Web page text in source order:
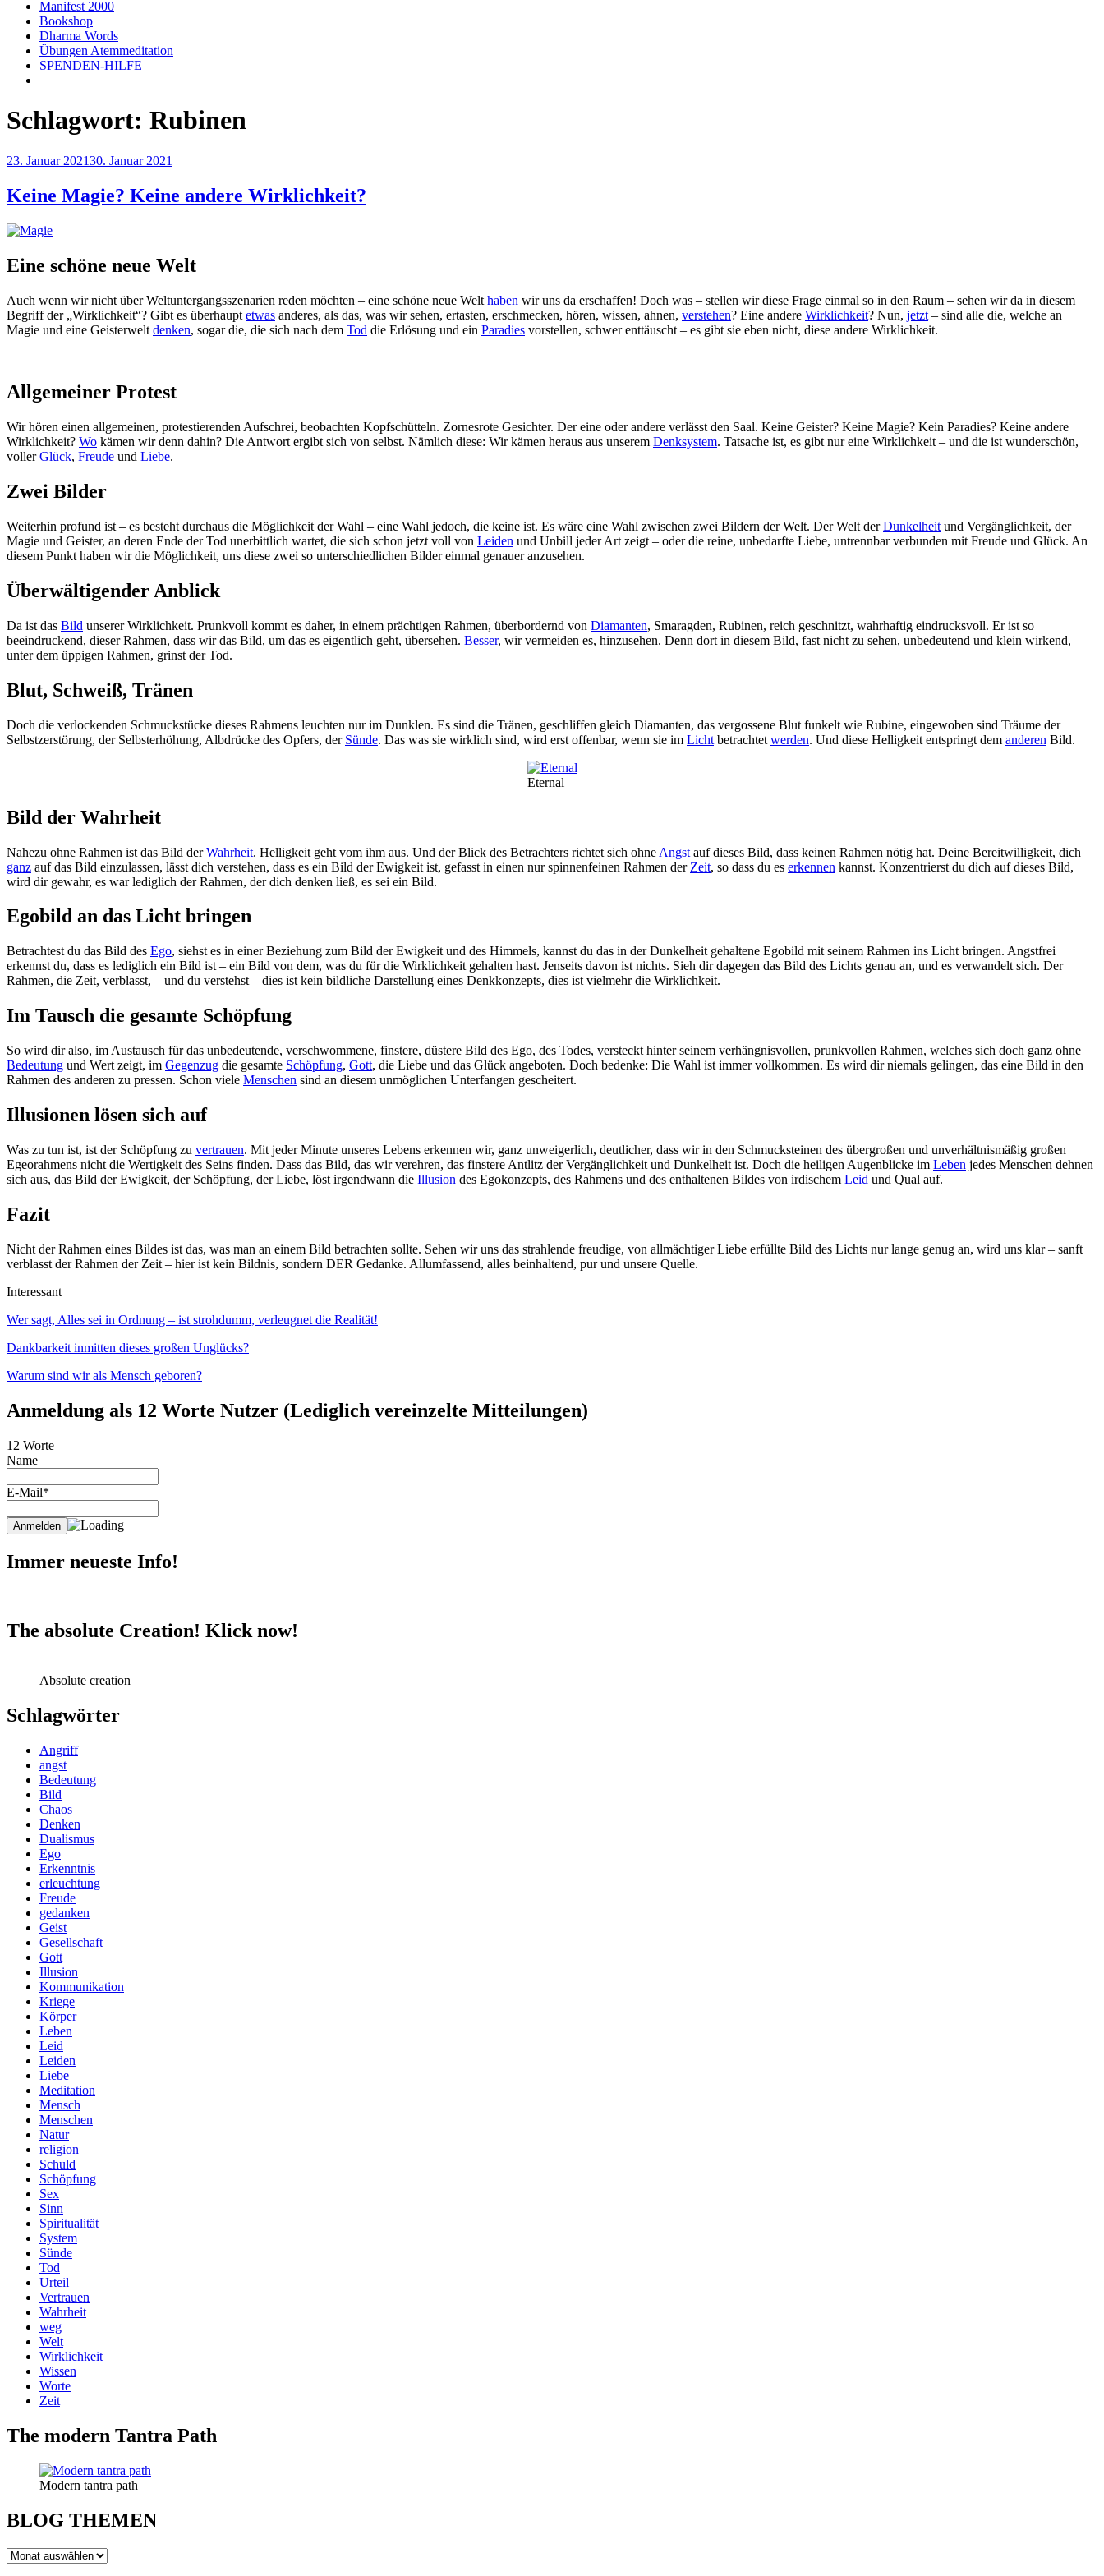
Manifest 2000
Bookshop
Dharma Words
Übungen Atemmeditation
SPENDEN-HILFE
Schlagwort: Rubinen
Veröffentlicht
23. Januar 202130. Januar 2021
Keine Magie? Keine andere Wirklichkeit?
Eine schöne neue Welt
Auch wenn wir nicht über Weltuntergangsszenarien reden möchten – eine schöne neue Welt haben wir uns da erschaffen! Doch was – stellen wir diese Frage einmal so in den Raum – sehen wir da in diesem
Begriff der „Wirklichkeit“? Gibt es überhaupt etwas anderes, als das, was wir sehen, ertasten, erschmecken, hören, wissen, ahnen, verstehen? Eine andere Wirklichkeit? Nun, jetzt – sind alle die, welche an
Magie und eine Geisterwelt denken, sogar die, die sich nach dem Tod die Erlösung und ein Paradies vorstellen, schwer enttäuscht – es gibt sie eben nicht, diese andere Wirklichkeit.
Allgemeiner Protest
Wir hören einen allgemeinen, protestierenden Aufschrei, beobachten Kopfschütteln. Zornesrote Gesichter. Der eine oder andere verlässt den Saal. Keine Geister? Keine Magie? Kein Paradies? Keine andere
Wirklichkeit? Wo kämen wir denn dahin? Die Antwort ergibt sich von selbst. Nämlich diese: Wir kämen heraus aus unserem Denksystem. Tatsache ist, es gibt nur eine Wirklichkeit – und die ist wunderschön,
vollerGlück, Freude und Liebe.
Zwei Bilder
Weiterhin profund ist – es besteht durchaus die Möglichkeit der Wahl – eine Wahl jedoch, die keine ist. Es wäre eine Wahl zwischen zwei Bildern der Welt. Der Welt derDunkelheit und Vergänglichkeit, der
Magie und Geister, an deren Ende der Tod unerbittlich wartet, die sich schon jetzt voll von Leiden und Unbill jeder Art zeigt – oder die reine, unbedarfte Liebe, untrennbar verbunden mit Freude und Glück. An
diesem Punkt haben wir die Möglichkeit, uns diese zwei so unterschiedlichen Bilder einmal genauer anzusehen.
Überwältigender Anblick
Da ist das Bild unserer Wirklichkeit. Prunkvoll kommt es daher, in einem prächtigen Rahmen, überbordernd von Diamanten, Smaragden, Rubinen, reich geschnitzt, wahrhaftig eindrucksvoll. Er ist so
beeindruckend, dieser Rahmen, dass wir das Bild, um das es eigentlich geht, übersehen. Besser, wir vermeiden es, hinzusehen. Denn dort in diesem Bild, fast nicht zu sehen, unbedeutend und klein wirkend,
unter dem üppigen Rahmen, grinst der Tod.
Blut, Schweiß, Tränen
Doch die verlockenden Schmuckstücke dieses Rahmens leuchten nur im Dunklen. Es sind die Tränen, geschliffen gleich Diamanten, das vergossene Blut funkelt wie Rubine, eingewoben sind Träume der
Selbstzerstörung, der Selbsterhöhung, Albdrücke des Opfers, der Sünde. Das was sie wirklich sind, wird erst offenbar, wenn sie im Licht betrachtet werden. Und diese Helligkeit entspringt dem anderen Bild.
Eternal
Bild der Wahrheit
Nahezu ohne Rahmen ist das Bild derWahrheit. Helligkeit geht vom ihm aus. Und der Blick des Betrachters richtet sich ohne Angst auf dieses Bild, dass keinen Rahmen nötig hat. Deine Bereitwilligkeit, dich
ganz auf das Bild einzulassen, lässt dich verstehen, dass es ein Bild der Ewigkeit ist, gefasst in einen nur spinnenfeinen Rahmen der Zeit, so dass du es erkennen kannst. Konzentrierst du dich auf dieses Bild,
wird dir gewahr, es war lediglich der Rahmen, der dich denken ließ, es sei ein Bild.
Egobild an das Licht bringen
Betrachtest du das Bild des Ego, siehst es in einer Beziehung zum Bild der Ewigkeit und des Himmels, kannst du das in der Dunkelheit gehaltene Egobild mit seinem Rahmen ins Licht bringen. Angstfrei
erkennst du, dass es lediglich ein Bild ist – ein Bild von dem, was du für die Wirklichkeit gehalten hast. Jenseits davon ist nichts. Sieh dir dagegen das Bild des Lichts genau an, und es verwandelt sich. Der
Rahmen, die Zeit, verblasst, – und du verstehst – dies ist kein bildliche Darstellung eines Denkkonzepts, dies ist vielmehr die Wirklichkeit.
Im Tausch die gesamte Schöpfung
So wird dir also, im Austausch für das unbedeutende, verschwommene, finstere, düstere Bild des Ego, des Todes, versteckt hinter seinem verhängnisvollen, prunkvollen Rahmen, welches sich doch ganz ohne
Bedeutung und Wert zeigt, im Gegenzug die gesamte Schöpfung, Gott, die Liebe und das Glück angeboten. Doch bedenke: Die Wahl ist immer vollkommen. Es wird dir niemals gelingen, das eine Bild in den
Rahmen des anderen zu pressen. Schon viele Menschen sind an diesem unmöglichen Unterfangen gescheitert.
Illusionen lösen sich auf
Was zu tun ist, ist der Schöpfung zu vertrauen. Mit jeder Minute unseres Lebens erkennen wir, ganz unweigerlich, deutlicher, dass wir in den Schmucksteinen des übergroßen und unverhältnismäßig großen
Egeorahmens nicht die Wertigkeit des Seins finden. Dass das Bild, das wir verehren, das finstere Antlitz der Vergänglichkeit und Dunkelheit ist. Doch die heiligen Augenblicke im Leben jedes Menschen dehnen
sich aus, das Bild der Ewigkeit, der Schöpfung, der Liebe, löst irgendwann die Illusion des Egokonzepts, des Rahmens und des enthaltenen Bildes von irdischem Leid und Qual auf.
Fazit
Nicht der Rahmen eines Bildes ist das, was man an einem Bild betrachten sollte. Sehen wir uns das strahlende freudige, von allmächtiger Liebe erfüllte Bild des Lichts nur lange genug an, wird uns klar – sanft
verblasst der Rahmen der Zeit – hier ist kein Bildnis, sondern DER Gedanke. Allumfassend, alles beinhaltend, pur und unsere Quelle.
Interessant
Wer sagt, Alles sei in Ordnung – ist strohdumm, verleugnet die Realität!
Dankbarkeit inmitten dieses großen Unglücks?
Warum sind wir als Mensch geboren?
Anmeldung als 12 Worte Nutzer (Lediglich vereinzelte Mitteilungen)
12 Worte
Name
E-Mail*
Immer neueste Info!
The absolute Creation! Klick now!
Absolute creation
Schlagwörter
Angriff
angst
Bedeutung
Bild
Chaos
Denken
Dualismus
Ego
Erkenntnis
erleuchtung
Freude
gedanken
Geist
Gesellschaft
Gott
Illusion
Kommunikation
Kriege
Körper
Leben
Leid
Leiden
Liebe
Meditation
Mensch
Menschen
Natur
religion
Schuld
Schöpfung
Sex
Sinn
Spiritualität
System
Sünde
Tod
Urteil
Vertrauen
Wahrheit
weg
Welt
Wirklichkeit
Wissen
Worte
Zeit
The modern Tantra Path
Modern tantra path
BLOG THEMEN
BLOG